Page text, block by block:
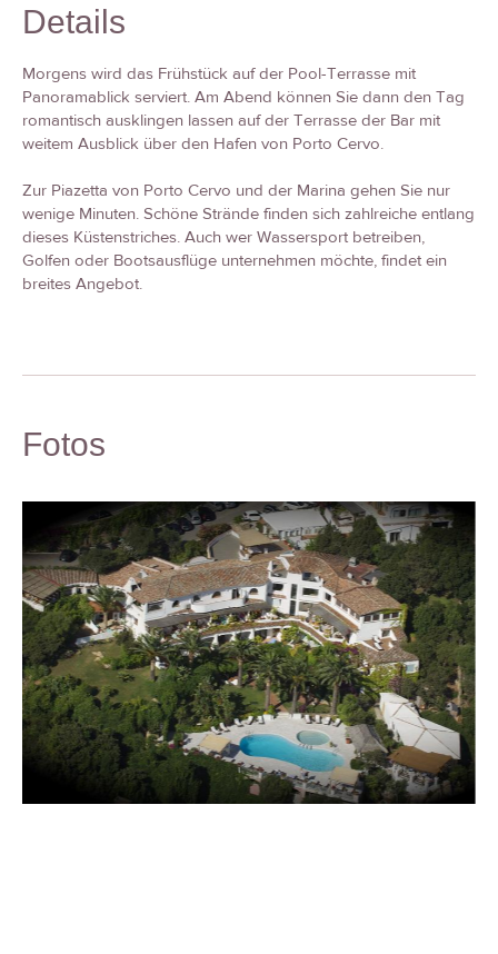
Details
Morgens wird das Frühstück auf der Pool-Terrasse mit
Panoramablick serviert. Am Abend können Sie dann den Tag
romantisch ausklingen lassen auf der Terrasse der Bar mit
weitem Ausblick über den Hafen von Porto Cervo.
Zur Piazetta von Porto Cervo und der Marina gehen Sie nur
wenige Minuten. Schöne Strände finden sich zahlreiche entlang
dieses Küstenstriches. Auch wer Wassersport betreiben,
Golfen oder Bootsausflüge unternehmen möchte, findet ein
breites Angebot.
Fotos